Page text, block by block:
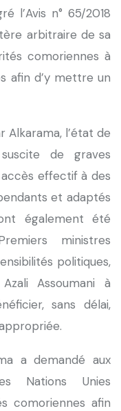
l’Avis n° 65/2018
arbitraire de sa
comoriennes à
afin d’y mettre un
Alkarama, l’état de
de graves
effectif à des
et adaptés
également été
ministres
politiques,
Assoumani à
sans délai,
a demandé aux
Nations Unies
comoriennes afin